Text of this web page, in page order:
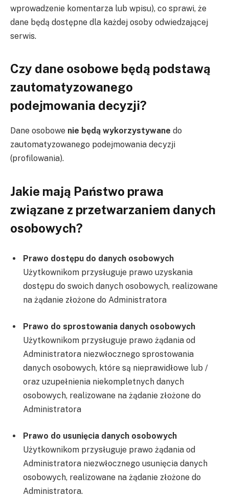
wprowadzenie komentarza lub wpisu), co sprawi, że
dane będą dostępne dla każdej osoby odwiedzającej
serwis.
Czy dane osobowe będą podstawą
zautomatyzowanego
podejmowania decyzji?
Dane osobowe nie będą wykorzystywane do
zautomatyzowanego podejmowania decyzji
(profilowania).
Jakie mają Państwo prawa
związane z przetwarzaniem danych
osobowych?
Prawo dostępu do danych osobowych
Użytkownikom przysługuje prawo uzyskania
dostępu do swoich danych osobowych, realizowane
na żądanie złożone do Administratora
Prawo do sprostowania danych osobowych
Użytkownikom przysługuje prawo żądania od
Administratora niezwłocznego sprostowania
danych osobowych, które są nieprawidłowe lub /
oraz uzupełnienia niekompletnych danych
osobowych, realizowane na żądanie złożone do
Administratora
Prawo do usunięcia danych osobowych
Użytkownikom przysługuje prawo żądania od
Administratora niezwłocznego usunięcia danych
osobowych, realizowane na żądanie złożone do
Administratora.